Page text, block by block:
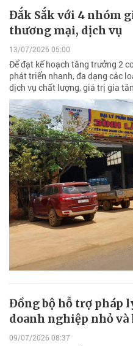
Đắk Sắk với 4 nhóm
thương mại, dịch vụ
13/07/2026 05:00
Để đạt kế hoạch tăng trưởng 2
phát triển nhanh, đa dạng các
dịch vụ chất lượng, giá trị gia
Đồng bộ hỗ trợ pháp
doanh nghiệp nhỏ
09/07/2026 08:37